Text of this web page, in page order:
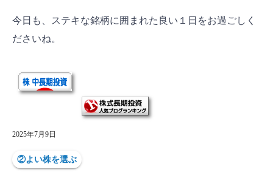
今日も、ステキな銘柄に囲まれた良い１日をお過ごしく
ださいね。
2025年7月9日
②よい株を選ぶ